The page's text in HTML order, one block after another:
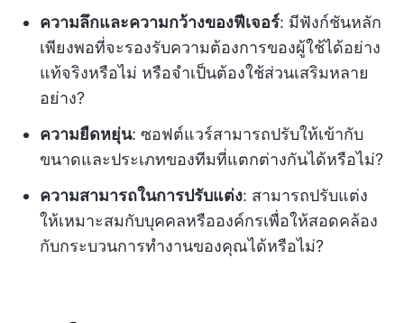
ความลึกและความกว้างของฟีเจอร์: มีฟังก์ชันหลัก
เพียงพอที่จะรองรับความต้องการของผู้ใช้ได้อย่าง
แท้จริงหรือไม่ หรือจำเป็นต้องใช้ส่วนเสริมหลาย
อย่าง?
ความยืดหยุ่น: ซอฟต์แวร์สามารถปรับให้เข้ากับ
ขนาดและประเภทของทีมที่แตกต่างกันได้หรือไม่?
ความสามารถในการปรับแต่ง: สามารถปรับแต่ง
ให้เหมาะสมกับบุคคลหรือองค์กรเพื่อให้สอดคล้อง
กับกระบวนการทำงานของคุณได้หรือไม่?